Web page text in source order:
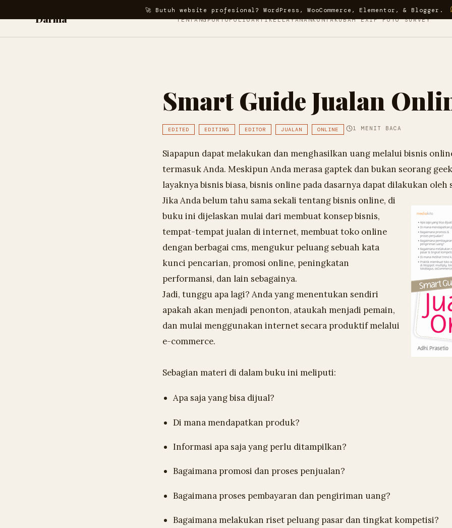
🚀 Butuh website profesional? WordPress, WooCommerce, Elementor, & Blogger.
Darma TENTANGPORTOFOLIOARTIKELLAYANANKONTAKUBAH EXIF FOTO SURVEY
Smart Guide Jualan
EDITED EDITING EDITOR JUALAN ONLINE 1 MENIT BACA
Siapapun dapat melakukan dan menghasilkan uang melalui bisnis
termasuk Anda. Meskipun Anda merasa gaptek dan bukan seorang
layaknya bisnis biasa, bisnis online pada dasarnya dapat dilakukan oleh
Jika Anda belum tahu sama sekali tentang bisnis online, di
buku ini dijelaskan mulai dari membuat konsep bisnis,
tempat-tempat jualan di internet, membuat toko online
dengan berbagai cms, mengukur peluang sebuah kata
kunci pencarian, promosi online, peningkatan
performansi, dan lain sebagainya.
Jadi, tunggu apa lagi? Anda yang menentukan sendiri
apakah akan menjadi penonton, ataukah menjadi pemain,
dan mulai menggunakan internet secara produktif melalui
e-commerce.
Sebagian materi di dalam buku ini meliputi:
Apa saja yang bisa dijual?
Di mana mendapatkan produk?
Informasi apa saja yang perlu ditampilkan?
Bagaimana promosi dan proses penjualan?
Bagaimana proses pembayaran dan pengiriman uang?
Bagaimana melakukan riset peluang pasar dan tingkat kompetisi?